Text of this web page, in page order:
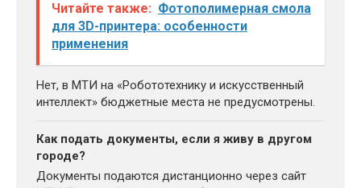
Читайте также: Фотополимерная смола
для 3D-принтера: особенности
применения
Нет, в МТИ на «Робототехнику и искусственный
интеллект» бюджетные места не предусмотрены.
Как подать документы, если я живу в другом
городе?
Документы подаются дистанционно через сайт